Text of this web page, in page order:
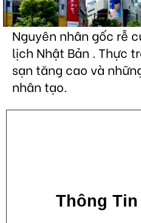
Nguyên nhân gốc rễ
lịch Nhật Bản . Thực
sạn tăng cao và
nhân tạo.
Thông